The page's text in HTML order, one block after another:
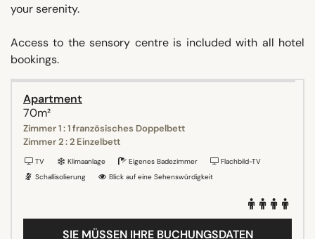
your serenity.
Access to the sensory centre is included with all hotel
bookings.
Apartment
70m²
Zimmer 1 : 1 französisches Doppelbett
Zimmer 2 : 2 Einzelbett
TV Klimaanlage Eigenes Badezimmer
Flachbild-TV
Schallisolierung
Blick auf eine Sehenswürdigkeit
SIE MÜSSEN IHRE BUCHUNGSDATEN